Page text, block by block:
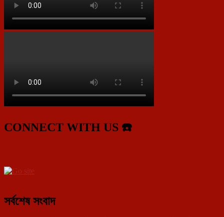
CONNECT WITH US ☎️
সর্বশেষ সংবাদ